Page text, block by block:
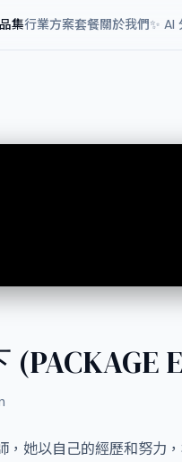
集行業方案套餐關於我們✨ AI
(PACKAGE
，她以自己的經歷和努力